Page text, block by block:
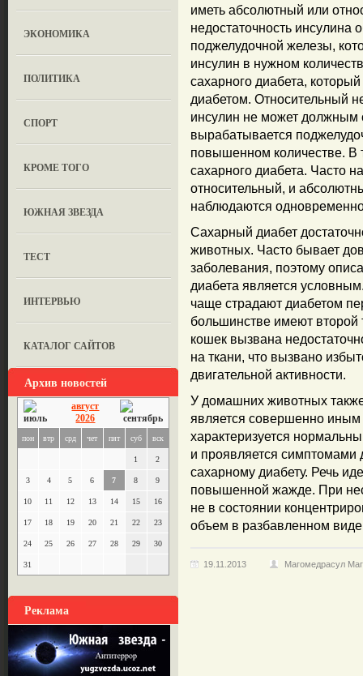
ЭКОНОМИКА
ПОЛИТИКА
СПОРТ
КРОМЕ ТОГО
ЮЖНАЯ ЗВЕЗДА
ТЕСТ
ИНТЕРВЬЮ
КАТАЛОГ САЙТОВ
Архив новостей
август
2026
пон втр срд чет пят суб вск
1 2
3 4 5 6 7 8 9
10 11 12 13 14 15 16
17 18 19 20 21 22 23
24 25 26 27 28 29 30
31
Реклама
иметь абсолютный или
недостаточность
поджелудочной железы,
инсулин в нужном
сахарного диабета,
диабетом. Относительный
инсулин не может должным
вырабатывается
повышенном количестве. В
сахарного диабета. Часто
относительный, и
наблюдаются
Сахарный диабет
животных. Часто бывает
заболевания, поэтому
диабета является
чаще страдают диабетом
большинстве имеют второй
кошек вызвана
на ткани, что вызвано
двигательной активности.
У домашних животных
является совершенно
характеризуется
и проявляется симптомами
сахарному диабету. Речь
повышенной жажде. При
не в состоянии
объем в разбавленном
19.11.2013 Магомедрасул